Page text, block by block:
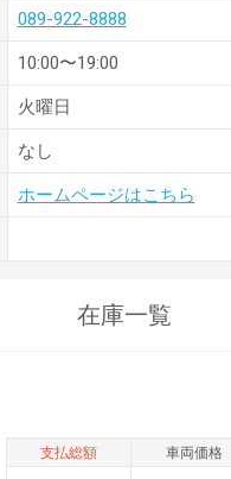
089-922-8888
10:00〜19:00
火曜日
なし
ホームページはこちら
在庫一覧
支払総額 車両価格